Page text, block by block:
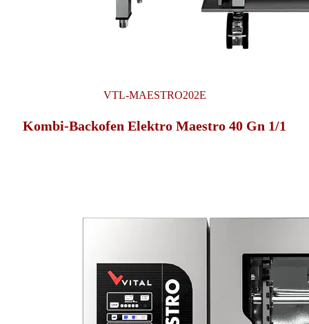
VTL-MAESTRO202E
Kombi-Backofen Elektro Maestro 40 Gn 1/1